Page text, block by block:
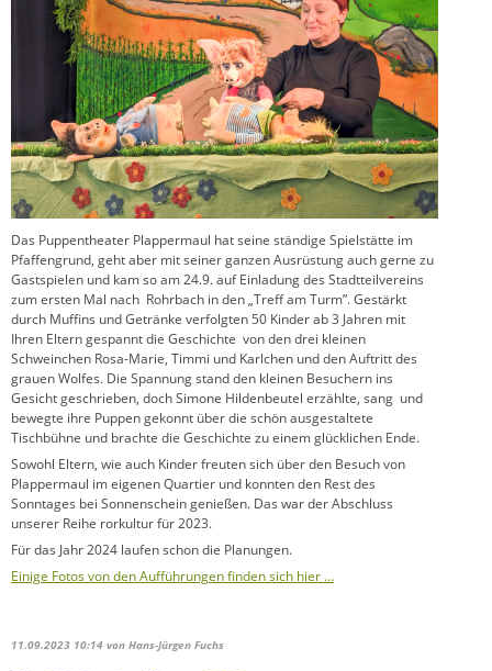
Das Puppentheater Plappermaul hat seine ständige Spielstätte im
Pfaffengrund, geht aber mit seiner ganzen Ausrüstung auch gerne zu
Gastspielen und kam so am 24.9. auf Einladung des Stadtteilvereins
zum ersten Mal nach Rohrbach in den „Treff am Turm”. Gestärkt
durch Muffins und Getränke verfolgten 50 Kinder ab 3 Jahren mit
Ihren Eltern gespannt die Geschichte von den drei kleinen
Schweinchen Rosa-Marie, Timmi und Karlchen und den Auftritt des
grauen Wolfes. Die Spannung stand den kleinen Besuchern ins
Gesicht geschrieben, doch Simone Hildenbeutel erzählte, sang und
bewegte ihre Puppen gekonnt über die schön ausgestaltete
Tischbühne und brachte die Geschichte zu einem glücklichen Ende.
Sowohl Eltern, wie auch Kinder freuten sich über den Besuch von
Plappermaul im eigenen Quartier und konnten den Rest des
Sonntages bei Sonnenschein genießen. Das war der Abschluss
unserer Reihe rorkultur für 2023.
Für das Jahr 2024 laufen schon die Planungen.
Einige Fotos von den Aufführungen finden sich hier …
11.09.2023 10:14 von Hans-Jürgen Fuchs